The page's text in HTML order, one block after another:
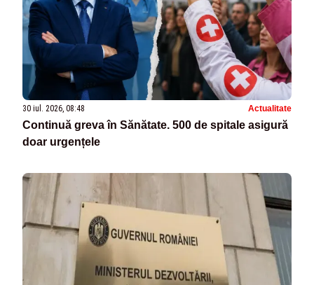
30 iul. 2026, 08:48 Actualitate
Continuă greva în Sănătate. 500 de spitale asigură
doar urgențele